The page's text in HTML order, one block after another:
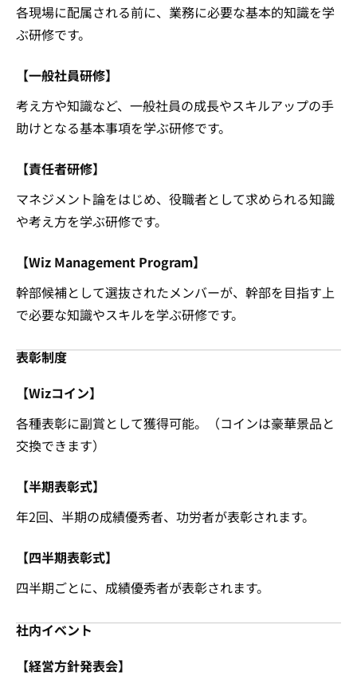
各現場に配属される前に、業務に必要な基本的知識を学
ぶ研修です。
【一般社員研修】
考え方や知識など、一般社員の成長やスキルアップの手
助けとなる基本事項を学ぶ研修です。
【責任者研修】
マネジメント論をはじめ、役職者として求められる知識
や考え方を学ぶ研修です。
【Wiz Management Program】
幹部候補として選抜されたメンバーが、幹部を目指す上
で必要な知識やスキルを学ぶ研修です。
表彰制度
【Wizコイン】
各種表彰に副賞として獲得可能。（コインは豪華景品と
交換できます）
【半期表彰式】
年2回、半期の成績優秀者、功労者が表彰されます。
【四半期表彰式】
四半期ごとに、成績優秀者が表彰されます。
社内イベント
【経営方針発表会】